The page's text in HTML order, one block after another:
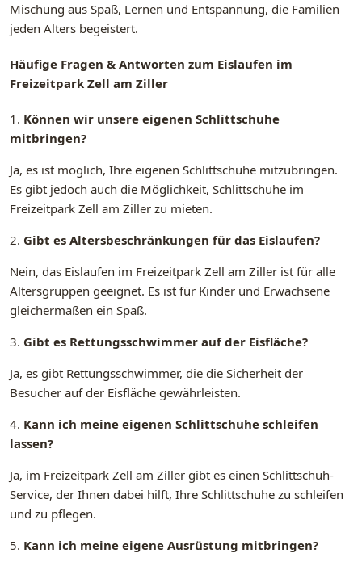
Mischung aus Spaß, Lernen und Entspannung, die Familien
jeden Alters begeistert.
Häufige Fragen & Antworten zum Eislaufen im
Freizeitpark Zell am Ziller
1. Können wir unsere eigenen Schlittschuhe
mitbringen?
Ja, es ist möglich, Ihre eigenen Schlittschuhe mitzubringen.
Es gibt jedoch auch die Möglichkeit, Schlittschuhe im
Freizeitpark Zell am Ziller zu mieten.
2. Gibt es Altersbeschränkungen für das Eislaufen?
Nein, das Eislaufen im Freizeitpark Zell am Ziller ist für alle
Altersgruppen geeignet. Es ist für Kinder und Erwachsene
gleichermaßen ein Spaß.
3. Gibt es Rettungsschwimmer auf der Eisfläche?
Ja, es gibt Rettungsschwimmer, die die Sicherheit der
Besucher auf der Eisfläche gewährleisten.
4. Kann ich meine eigenen Schlittschuhe schleifen
lassen?
Ja, im Freizeitpark Zell am Ziller gibt es einen Schlittschuh-
Service, der Ihnen dabei hilft, Ihre Schlittschuhe zu schleifen
und zu pflegen.
5. Kann ich meine eigene Ausrüstung mitbringen?